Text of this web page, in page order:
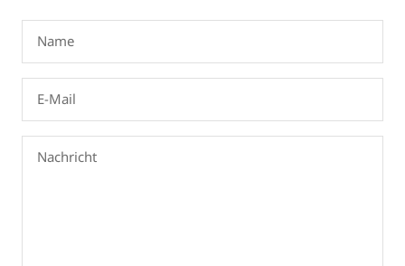
Name
E-Mail
Nachricht